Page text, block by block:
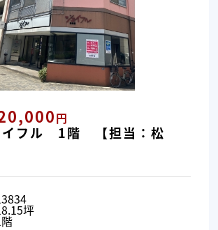
円
イフル 1階 【担当：松
坪